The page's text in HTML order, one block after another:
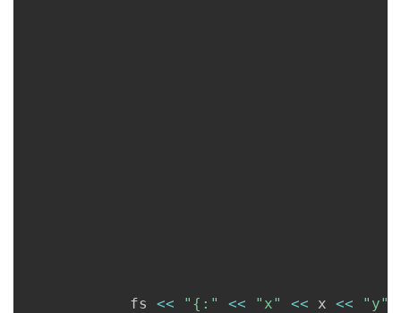
      		fs
<< "{:" << "x" << x << "y"